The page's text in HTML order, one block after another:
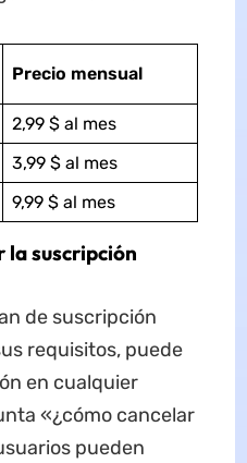
Precio mensual
2,99 $ al mes
3,99 $ al mes
9,99 $ al mes
la suscripción
de suscripción
requisitos, puede
en cualquier
«¿cómo cancelar
pueden